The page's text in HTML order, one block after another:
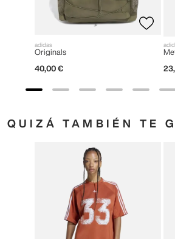
adidas
Originals
40,00 € 23,
QUIZÁ TAMBIÉN TE